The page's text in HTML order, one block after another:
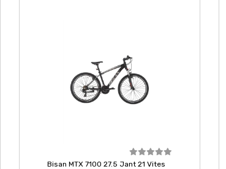
Bisan MTX 7100 27.5 Jant 21 Vites